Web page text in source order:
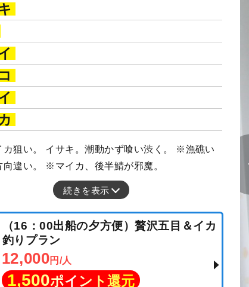
カ狙い。 イサキ。潮動かず喰い渋く。 ※漁礁い
向違い。 ※マイカ、後半鯖が邪魔。
続きを表示